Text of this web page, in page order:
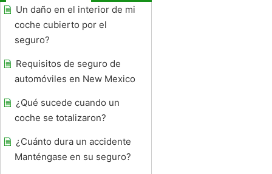
Un daño en el interior de mi
coche cubierto por el
seguro?
Requisitos de seguro de
automóviles en New Mexico
¿Qué sucede cuando un
coche se totalizaron?
¿Cuánto dura un accidente
Manténgase en su seguro?